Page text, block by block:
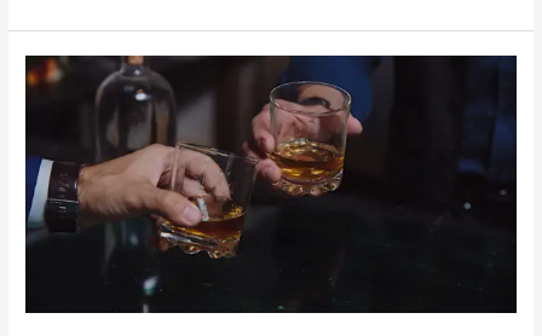
LA
TENDENCIA
AL
WHISKY